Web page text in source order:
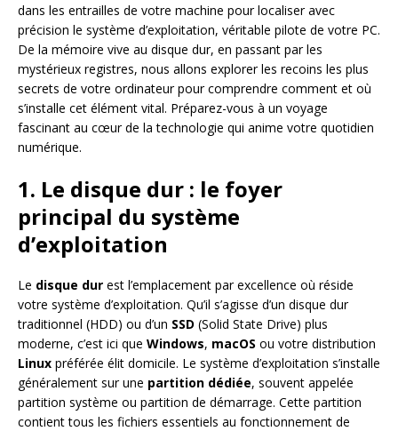
dans les entrailles de votre machine pour localiser avec
précision le système d’exploitation, véritable pilote de votre PC.
De la mémoire vive au disque dur, en passant par les
mystérieux registres, nous allons explorer les recoins les plus
secrets de votre ordinateur pour comprendre comment et où
s’installe cet élément vital. Préparez-vous à un voyage
fascinant au cœur de la technologie qui anime votre quotidien
numérique.
1. Le disque dur : le foyer
principal du système
d’exploitation
Le disque dur est l’emplacement par excellence où réside
votre système d’exploitation. Qu’il s’agisse d’un disque dur
traditionnel (HDD) ou d’un SSD (Solid State Drive) plus
moderne, c’est ici que Windows, macOS ou votre distribution
Linux préférée élit domicile. Le système d’exploitation s’installe
généralement sur une partition dédiée, souvent appelée
partition système ou partition de démarrage. Cette partition
contient tous les fichiers essentiels au fonctionnement de